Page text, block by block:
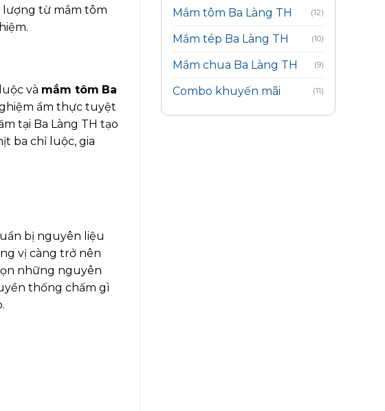
lượng từ mắm tôm
và mắm tôm Ba
ẩm thực tuyệt
tại Ba Làng TH tạo
ba chỉ luộc, gia
bị nguyên liệu
vị càng trở nên
những nguyên
thống chấm gì
Mắm tôm Ba Làng TH (12)
Mắm tép Ba Làng TH (10)
Mắm chua Ba Làng TH (9)
Combo khuyến mãi (11)